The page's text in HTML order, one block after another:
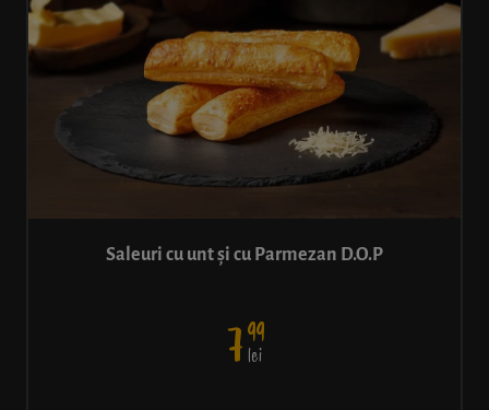
Saleuri cu unt și cu Parmezan D.O.P
799
lei